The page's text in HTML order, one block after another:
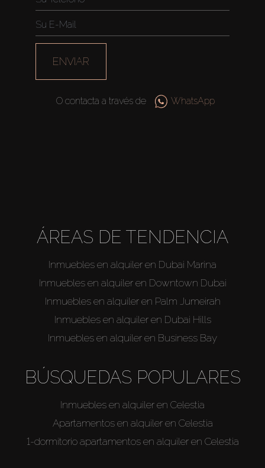
ENVIAR
O contacta a través de WhatsApp
ÁREAS DE TENDENCIA
Inmuebles en alquiler en Dubai Marina
Inmuebles en alquiler en Downtown Dubai
Inmuebles en alquiler en Palm Jumeirah
Inmuebles en alquiler en Dubai Hills
Inmuebles en alquiler en Business Bay
BÚSQUEDAS POPULARES
Inmuebles en alquiler en Celestia
Apartamentos en alquiler en Celestia
1-dormitorio apartamentos en alquiler en Celestia